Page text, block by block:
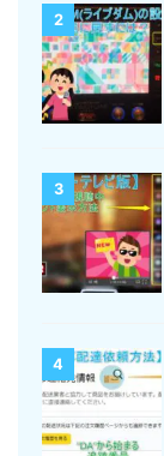
2
3
4